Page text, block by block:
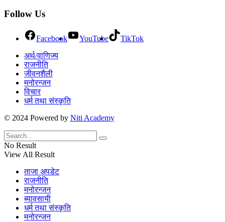
Follow Us
Facebook YouTube
TikTok
अर्थ/वाणिज्य
राजनीति
जीवनशैली
मनोरन्जन
विचार
धर्म तथा संस्कृति
© 2024 Powered by Niti Academy
No Result
View All Result
ताजा अपडेट
राजनीति
मनोरन्जन
ब्यावसायी
धर्म तथा संस्कृति
मनोरन्जन